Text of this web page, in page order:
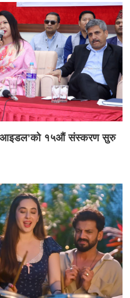
आइडल’को १५औं संस्करण सुरु